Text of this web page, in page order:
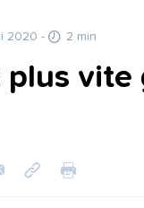
2020 - 2 min
plus